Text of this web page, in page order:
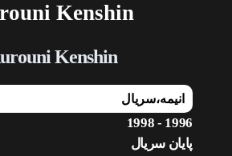
Kenshin
Kenshin
انیمه،سریال
1996 - 1998
پایان سریال